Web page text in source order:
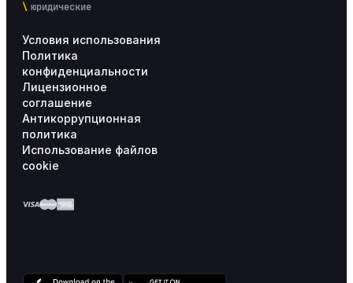
Внедрение Altegio
Тарифы
Личный кабинет пользователя
юридические
Условия использования
Политика
конфиденциальности
Лицензионное
соглашение
Антикоррупционная
политика
Использование файлов
cookie